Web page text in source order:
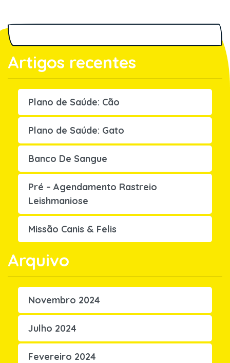
Artigos recentes
Plano de Saúde: Cão
Plano de Saúde: Gato
Banco De Sangue
Pré – Agendamento Rastreio
Leishmaniose
Missão Canis & Felis
Arquivo
Novembro 2024
Julho 2024
Fevereiro 2024